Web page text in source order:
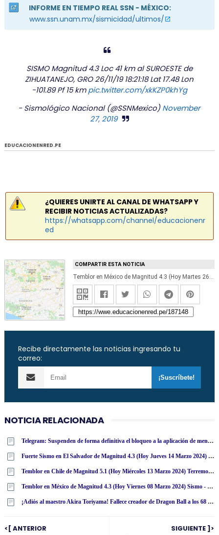
INFORME EN TIEMPO REAL SSN - MÉXICO:
www.ssn.unam.mx/sismicidad/ultimos/
SISMO Magnitud 4.3 Loc 41 km al SUROESTE de
ZIHUATANEJO, GRO 26/11/19 18:21:18 Lat 17.48 Lon
-101.89 Pf 15 kmpic.twitter.com/xkKZP0khYg
- Sismológico Nacional (@SSNMexico) November
27, 2019
EDUCACIONENRED.PE
¿QUIERES UNIRTE AL CANAL DE WHATSAPP Y
RECIBIR NOTICIAS ACTUALIZADAS?
https://whatsapp.com/channel/educacionenr
ed
COMPARTIR ESTA NOTICIA
Temblor en México de Magnitud 4.3 (Hoy Martes 26 Noviembre 2019) Sismo - Epicentro - Zihuatanejo - Guerrero - GRO. - SSN - www.ssn.unam.mx
Recibe directamente las noticias ingresando tu
correo:
NOTICIA RELACIONADA
Telegram: Suspenden de forma definitiva el bloqueo a la aplicación de mensajería en España
Fuerte Sismo en El Salvador de Magnitud 4.3 (Hoy Jueves 14 Marzo 2024) Terremoto Temblor Epicentro - San Salvador - USGS
Temblor en Chile de Magnitud 5.1 (Hoy Miércoles 13 Marzo 2024) Terremoto Sismo Epicentro - Putre - Arica - Parinacota - ONEMI - SENAPRED [ACTUALIZADO]
Temblor en México de Magnitud 4.3 (Hoy Viernes 08 Marzo 2024) Sismo - Epicentro - Cintalapa - Chiapas - CHIS. - SSN - www·ssn·unam·mx
¡Adiós al maestro Akira Toriyama! Fallece creador de Dragon Ball a los 68 años
SIGUIENTE ]>
<[ ANTERIOR